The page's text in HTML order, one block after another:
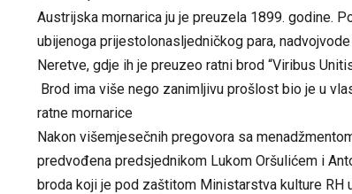
Austrijska mornarica ju je preuzela 1899. godine.
ubijenoga prijestolonasljedničkog para,
Neretve, gdje ih je preuzeo ratni brod “Viribus
Brod ima više nego zanimljivu prošlost bio je u
ratne mornarice
Nakon višemjesečnih pregovora sa
predvođena predsjednikom Lukom Oršulićem i
broda koji je pod zaštitom Ministarstva kulture